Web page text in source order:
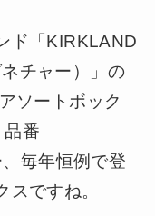
ド「KIRKLAND
チャー）」の
ソートボック
番
毎年恒例で登
ですね。